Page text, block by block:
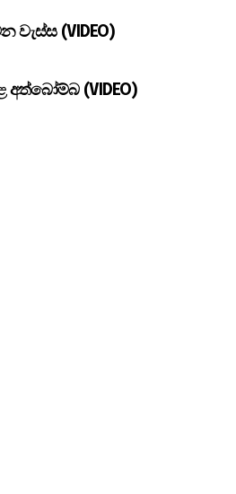
වැස්ස (VIDEO)
(VIDEO)